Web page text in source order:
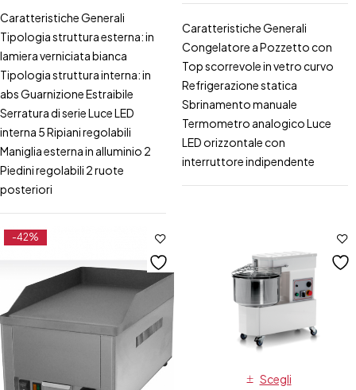
Caratteristiche Generali
Tipologia struttura esterna: in
lamiera verniciata bianca
Tipologia struttura interna: in
abs Guarnizione Estraibile
Serratura di serie Luce LED
interna 5 Ripiani regolabili
Maniglia esterna in alluminio 2
Piedini regolabili 2 ruote
posteriori
Caratteristiche Generali
Congelatore a Pozzetto con
Top scorrevole in vetro curvo
Refrigerazione statica
Sbrinamento manuale
Termometro analogico Luce
LED orizzontale con
interruttore indipendente
-42%
Scegli